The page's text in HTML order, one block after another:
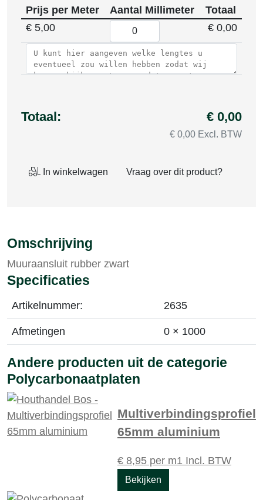
Prijs per Meter Aantal Millimeter
Totaal
€ 5,00 € 0,00
Totaal: € 0,00
€ 0,00 Excl. BTW
In winkelwagen Vraag over dit product?
Omschrijving
Muuraansluit rubber zwart
Specificaties
Artikelnummer: 2635
Afmetingen 0 × 1000
Andere producten uit de categorie
Polycarbonaatplaten
Multiverbindingsprofiel
65mm aluminium
€ 8,95 per m1 Incl. BTW
Bekijken